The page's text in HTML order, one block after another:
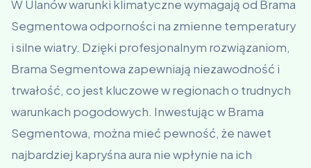
W Ulanów warunki klimatyczne wymagają od Brama
Segmentowa odporności na zmienne temperatury
i silne wiatry. Dzięki profesjonalnym rozwiązaniom,
Brama Segmentowa zapewniają niezawodność i
trwałość, co jest kluczowe w regionach o trudnych
warunkach pogodowych. Inwestując w Brama
Segmentowa, można mieć pewność, że nawet
najbardziej kapryśna aura nie wpłynie na ich